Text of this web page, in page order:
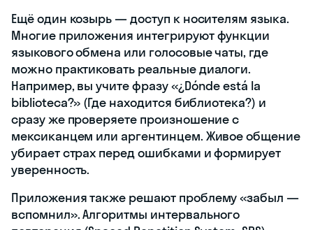
Ещё один козырь — доступ к носителям языка.
Многие приложения интегрируют функции
языкового обмена или голосовые чаты, где
можно практиковать реальные диалоги.
Например, вы учите фразу «¿Dónde está la
biblioteca?» (Где находится библиотека?) и
сразу же проверяете произношение с
мексиканцем или аргентинцем. Живое общение
убирает страх перед ошибками и формирует
уверенность.
Приложения также решают проблему «забыл —
вспомнил». Алгоритмы интервального